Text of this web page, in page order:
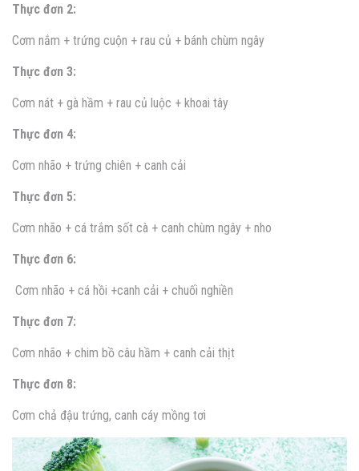
Thực đơn 2:
Cơm nắm + trứng cuộn + rau củ + bánh chùm ngây
Thực đơn 3:
Cơm nát + gà hầm + rau củ luộc + khoai tây
Thực đơn 4:
Cơm nhão + trứng chiên + canh cải
Thực đơn 5:
Cơm nhão + cá trắm sốt cà + canh chùm ngây + nho
Thực đơn 6:
Cơm nhão + cá hồi +canh cải + chuối nghiền
Thực đơn 7:
Cơm nhão + chim bồ câu hầm + canh cải thịt
Thực đơn 8:
Cơm chả đậu trứng, canh cáy mồng tơi